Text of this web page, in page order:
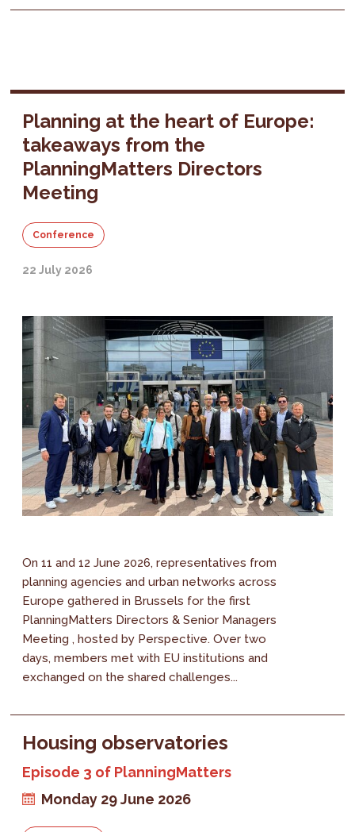
Planning at the heart of Europe:
takeaways from the
PlanningMatters Directors
Meeting
Conference
22 July 2026
On 11 and 12 June 2026, representatives from
planning agencies and urban networks across
Europe gathered in Brussels for the first
PlanningMatters Directors & Senior Managers
Meeting , hosted by Perspective. Over two
days, members met with EU institutions and
exchanged on the shared challenges...
Housing observatories
Episode 3 of PlanningMatters
Monday 29 June 2026